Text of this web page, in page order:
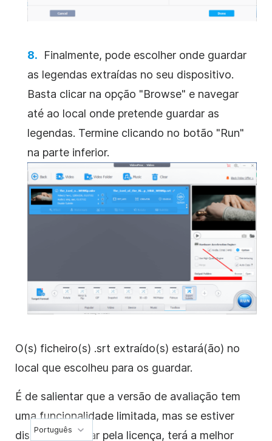
Finalmente, pode escolher onde guardar
as legendas extraídas no seu dispositivo.
Basta clicar na opção "Browse" e navegar
até ao local onde pretende guardar as
legendas. Termine clicando no botão "Run"
na parte inferior.
O(s) ficheiro(s) .srt extraído(s) estará(ão) no
local que escolheu para os guardar.
É de salientar que a versão de avaliação tem
uma funcionalidade limitada, mas se estiver
disposto a pagar pela licença, terá a melhor
Português